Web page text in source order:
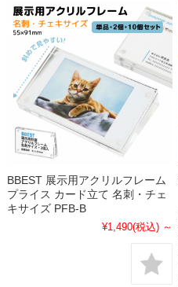
BBEST 展示用アクリルフレーム
プライス カード立て 名刺・チェ
キサイズ PFB-B
¥1,490(税込) ～